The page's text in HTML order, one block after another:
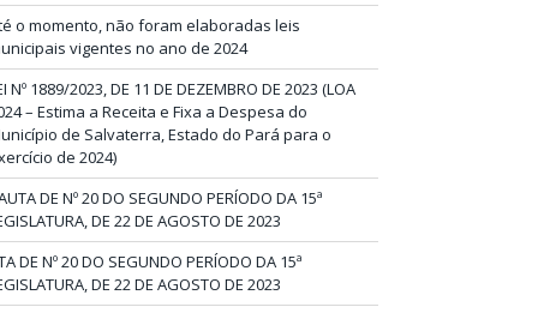
o momento, não foram elaboradas leis
vigentes no ano de 2024
Nº 1889/2023, DE 11 DE DEZEMBRO DE 2023 (LOA
– Estima a Receita e Fixa a Despesa do
de Salvaterra, Estado do Pará para o
de 2024)
DE Nº 20 DO SEGUNDO PERÍODO DA 15ª
DE 22 DE AGOSTO DE 2023
DE Nº 20 DO SEGUNDO PERÍODO DA 15ª
DE 22 DE AGOSTO DE 2023